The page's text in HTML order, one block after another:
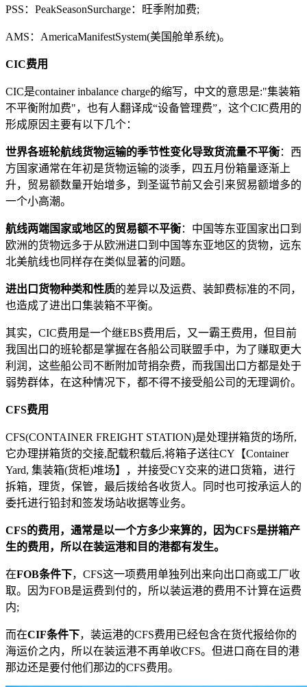
PSS：PeakSeasonSurcharge：旺季附加费;
AMS：AmericaManifestSystem(美国舱单系统)。
CIC费用
CIC是container inbalance charge的缩写，中文的意思是:"集装箱
不平衡附加费"，也有人翻译成“设备管理费”，这个CIC费用的
形成原因主要有以下几个：
世界各班轮航线货物运输的季节性变化导致货流量不平衡：西
方国家通常在年初是货物运输的淡季，四五月份箱量逐渐上
升，贸易额数量开始增多，到圣诞节前又会引来贸易额增多的
一个小高潮。
航线两端国家或地区的贸易额不平衡：中国等东亚国家出口到
欧洲的货物远多于从欧洲进口到中国等东亚地区的货物，远东
北美航线也同样存在类似显著的问题。
进出口货物种类和性质的差异以及运费、装卸费标准的不同，
也造成了进出口集装箱不平衡。
其实，CIC费用是一个继EBS费用后，又一霸王费用，但目前
我国出口的班轮都是掌握在各船公司联盟手中，为了赚取更大
利润，这些船公司不断附加苛捐杂费，而我国出口方都是处于
弱势群体，在这种情况下，都不得不接受船公司的无理调价。
CFS费用
CFS(CONTAINER FREIGHT STATION)是处理拼箱货的场所,
它办理拼箱货的交接,配载积载后,将箱子送往CY【Container
Yard, 集装箱(货柜)堆场】，并接受CY交来的进口货箱，进行
拆箱，理货，保管，最后拨给各收货人。同时也可按承运人的
委托进行铅封和签发场站收据等业务。
CFS的费用，通常是以一个方多少来算的，因为CFS是拼箱产
生的费用，所以在装运港和目的港都有发生。
在FOB条件下，CFS这一项费用单独列出来向出口商或工厂收
取。因为FOB是运费到付的，所以装运港的费用不计算在运费
内;
而在CIF条件下，装运港的CFS费用已经包含在货代报给你的
海运价之内，所以在装运港不再单收CFS。但进口商在目的港
那边还是要付他们那边的CFS费用。